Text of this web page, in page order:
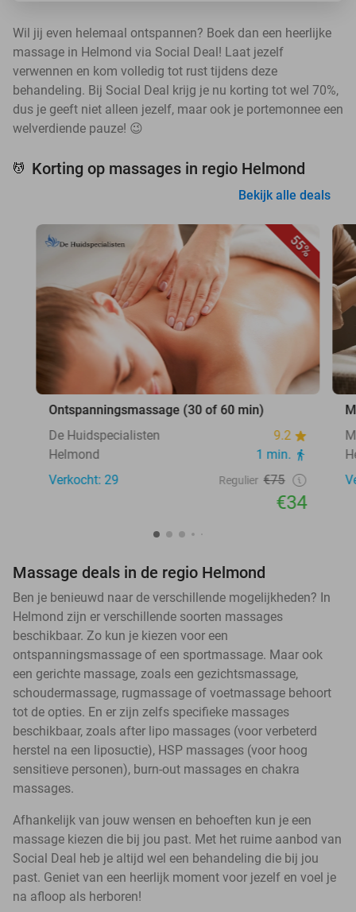
Wil jij even helemaal ontspannen? Boek dan een heerlijke
massage in Helmond via Social Deal! Laat jezelf
verwennen en kom volledig tot rust tijdens deze
behandeling. Bij Social Deal krijg je nu korting tot wel 70%,
dus je geeft niet alleen jezelf, maar ook je portemonnee een
welverdiende pauze! 😉
💆 Korting op massages in regio Helmond
Bekijk alle deals
55%
Ontspanningsmassage (30 of 60 min)
De Huidspecialisten
9.2
Helmond
1 min.
Verkocht: 29
Regulier €75
€34
Massage deals in de regio Helmond
Ben je benieuwd naar de verschillende mogelijkheden? In
Helmond zijn er verschillende soorten massages
beschikbaar. Zo kun je kiezen voor een
ontspanningsmassage of een sportmassage. Maar ook
een gerichte massage, zoals een gezichtsmassage,
schoudermassage, rugmassage of voetmassage behoort
tot de opties. En er zijn zelfs specifieke massages
beschikbaar, zoals after lipo massages (voor verbeterd
herstel na een liposuctie), HSP massages (voor hoog
sensitieve personen), burn-out massages en chakra
massages.
Afhankelijk van jouw wensen en behoeften kun je een
massage kiezen die bij jou past. Met het ruime aanbod van
Social Deal heb je altijd wel een behandeling die bij jou
past. Geniet van een heerlijk moment voor jezelf en voel je
na afloop als herboren!